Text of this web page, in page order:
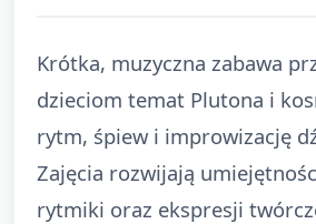
Krótka, muzyczna zabawa
dzieciom temat Plutona i
rytm, śpiew i improwizację
Zajęcia rozwijają
rytmiki oraz ekspresji